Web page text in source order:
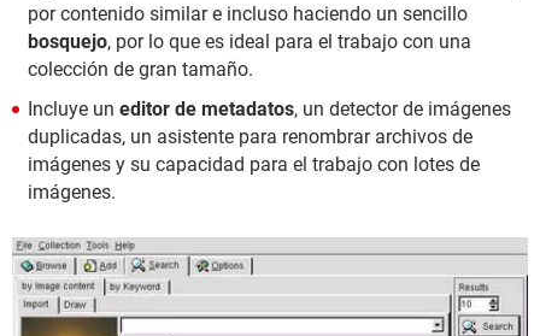
por contenido similar e incluso haciendo un sencillo
bosquejo, por lo que es ideal para el trabajo con una
colección de gran tamaño.
Incluye un editor de metadatos, un detector de imágenes
duplicadas, un asistente para renombrar archivos de
imágenes y su capacidad para el trabajo con lotes de
imágenes.